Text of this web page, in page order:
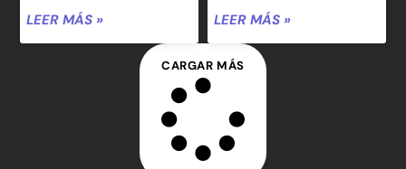
LEER MÁS » LEER MÁS »
CARGAR MÁS